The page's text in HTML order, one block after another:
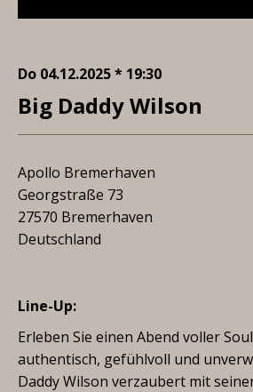
Do 04.12.2025 * 19:30
Big Daddy Wilson
Apollo Bremerhaven
Georgstraße 73
27570 Bremerhaven
Deutschland
Line-Up:
Erleben Sie einen Abend voller
authentisch, gefühlvoll und
Daddy Wilson verzaubert mit